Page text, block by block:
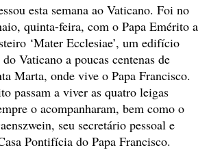
esta semana ao Vaticano. Foi no
quinta-feira, com o Papa Emérito a
‘Mater Ecclesiae’, um edifício
Vaticano a poucas centenas de
Marta, onde vive o Papa Francisco.
passam a viver as quatro leigas
o acompanharam, bem como o
seu secretário pessoal e
Pontifícia do Papa Francisco.